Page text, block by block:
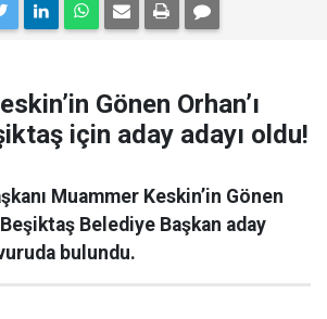
Gönen Orhan’ı
için aday adayı oldu!
Muammer Keskin’in Gönen
Beşiktaş Belediye Başkan aday
bulundu.